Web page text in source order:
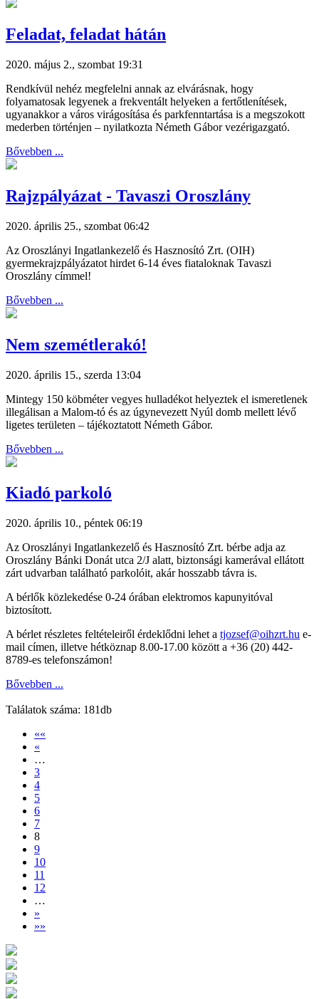
Feladat, feladat hátán
2020. május 2., szombat 19:31
Rendkívül nehéz megfelelni annak az elvárásnak, hogy
folyamatosak legyenek a frekventált helyeken a fertőtlenítések,
ugyanakkor a város virágosítása és parkfenntartása is a megszokott
mederben történjen – nyilatkozta Németh Gábor vezérigazgató.
Bővebben ...
Rajzpályázat - Tavaszi Oroszlány
2020. április 25., szombat 06:42
Az Oroszlányi Ingatlankezelő és Hasznosító Zrt. (OIH)
gyermekrajzpályázatot hirdet 6-14 éves fiataloknak Tavaszi
Oroszlány címmel!
Bővebben ...
Nem szemétlerakó!
2020. április 15., szerda 13:04
Mintegy 150 köbméter vegyes hulladékot helyeztek el ismeretlenek
illegálisan a Malom-tó és az úgynevezett Nyúl domb mellett lévő
ligetes területen – tájékoztatott Németh Gábor.
Bővebben ...
Kiadó parkoló
2020. április 10., péntek 06:19
Az Oroszlányi Ingatlankezelő és Hasznosító Zrt. bérbe adja az
Oroszlány Bánki Donát utca 2/J alatt, biztonsági kamerával ellátott
zárt udvarban található parkolóit, akár hosszabb távra is.
A bérlők közlekedése 0-24 órában elektromos kapunyitóval
biztosított.
A bérlet részletes feltételeiről érdeklődni lehet a tjozsef@oihzrt.hu e-
mail címen, illetve hétköznap 8.00-17.00 között a +36 (20) 442-
8789-es telefonszámon!
Bővebben ...
Találatok száma: 181db
««
«
…
3
4
5
6
7
8
9
10
11
12
…
»
»»